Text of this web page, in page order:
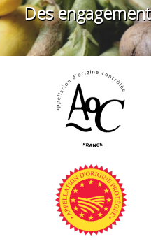
Des